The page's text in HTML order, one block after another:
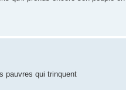
pauvres qui trinquent